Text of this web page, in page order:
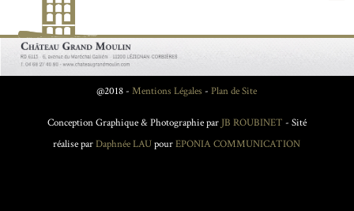
@2018 - Mentions Légales - Plan de Site
Conception Graphique & Photographie par JB ROUBINET - Sité
réalise parDaphnée LAUpourEPONIA COMMUNICATION